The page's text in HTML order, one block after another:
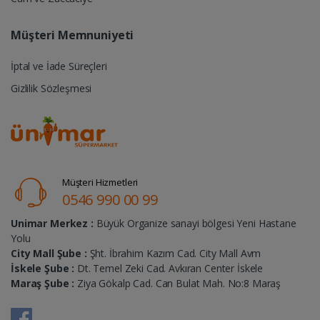
Müşteri Memnuniyeti
İptal ve İade Süreçleri
Gizlilik Sözleşmesi
Müşteri Hizmetleri
0546 990 00 99
Unimar Merkez : Büyük Organize sanayi bölgesi Yeni Hastane
Yolu
City Mall Şube : Şht. İbrahim Kazım Cad. City Mall Avm
İskele Şube : Dt. Temel Zeki Cad. Avkıran Center İskele
Maraş Şube : Ziya Gökalp Cad. Can Bulat Mah. No:8 Maraş